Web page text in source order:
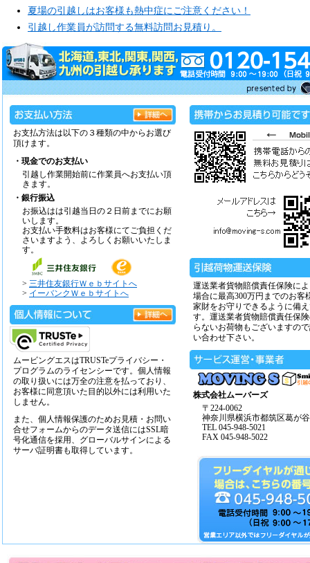
夏場の引越しはお客様も熱中症にご注意ください！
引越し作業員が訪問する無料訪問お見積り。
お支払方法は以下の３種類の中からお選び
頂けます。
・現金でのお支払い
引越し作業開始前に作業員へお支払い頂
きます。
・銀行振込
お振込はは引越当日の２日前までにお願
いします。
お支払い手数料はお客様にてご負担くだ
さいますよう、よろしくお願いいたしま
す。
> 三井住友銀行Ｗｅｂサイトへ
> イーバンクＷｅｂサイトへ
ムービングエスはTRUSTeプライバシー・
プログラムのライセンシーです。個人情報
の取り扱いには万全の注意を払っており、
お客様に同意頂いた目的以外には利用いた
しません。
また、個人情報保護のためお見積・お問い
合せフォームからのデータ送信にはSSL暗
号化通信を採用、グローバルサインによる
サーバ証明書も取得しています。
運送業者貨物賠償責任保険に
場合に最高300万円までのお客
家財をお守りできるように備
す。運送業者貨物賠償責任保
らないお荷物もございますの
い合わせ下さい。
株式会社ムーバーズ
〒224-0062
神奈川県横浜市都筑区葛が
TEL 045-948-5021
FAX 045-948-5022